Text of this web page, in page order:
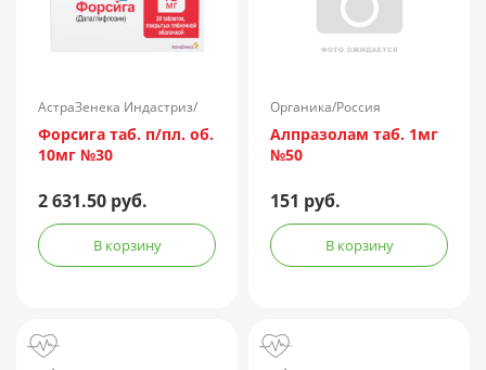
АстраЗенека Индастриз/
Россия
Форсига таб. п/пл. об.
10мг №30
2 631.50 руб.
В корзину
Органика/Россия
Алпразолам таб. 1мг
№50
151 руб.
В корзину